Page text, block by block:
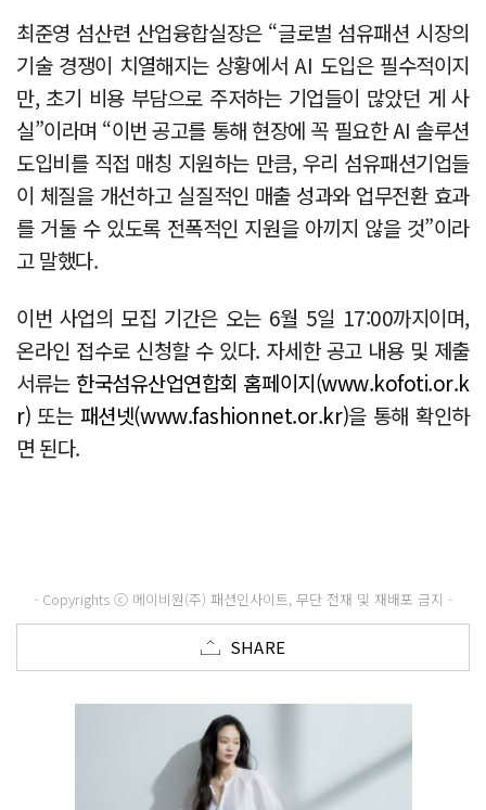
최준영 섬산련 산업융합실장은 “글로벌 섬유패션 시장의
기술 경쟁이 치열해지는 상황에서 AI 도입은 필수적이지
만, 초기 비용 부담으로 주저하는 기업들이 많았던 게 사
실”이라며 “이번 공고를 통해 현장에 꼭 필요한 AI 솔루션
도입비를 직접 매칭 지원하는 만큼, 우리 섬유패션기업들
이 체질을 개선하고 실질적인 매출 성과와 업무전환 효과
를 거둘 수 있도록 전폭적인 지원을 아끼지 않을 것”이라
고 말했다.
이번 사업의 모집 기간은 오는 6월 5일 17:00까지이며,
온라인 접수로 신청할 수 있다. 자세한 공고 내용 및 제출
서류는 한국섬유산업연합회 홈페이지(www.kofoti.or.k
r) 또는 패션넷(www.fashionnet.or.kr)을 통해 확인하
면 된다.
- Copyrights ⓒ 메이비원(주) 패션인사이트, 무단 전재 및 재배포 금지 -
SHARE